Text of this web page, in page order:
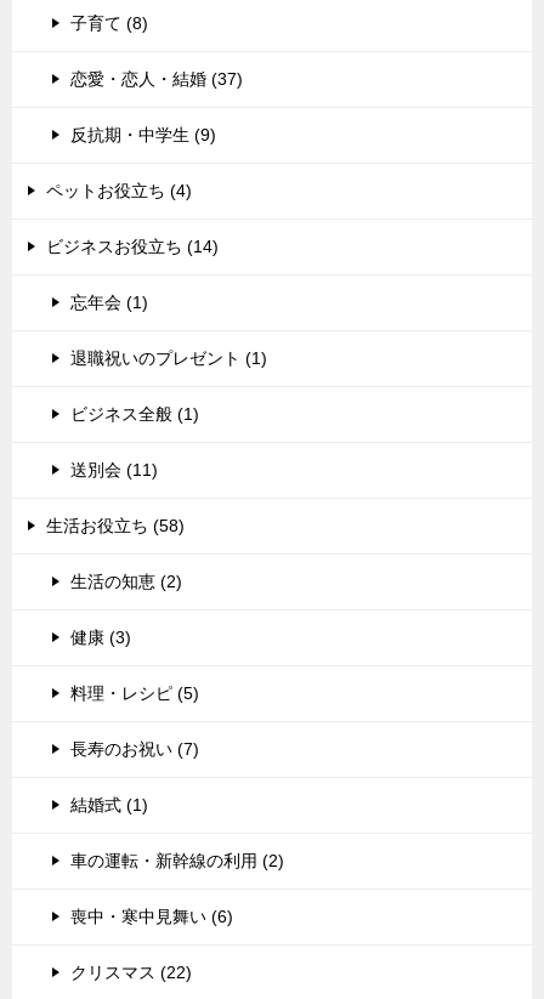
子育て (8)
恋愛・恋人・結婚 (37)
反抗期・中学生 (9)
ペットお役立ち (4)
ビジネスお役立ち (14)
忘年会 (1)
退職祝いのプレゼント (1)
ビジネス全般 (1)
送別会 (11)
生活お役立ち (58)
生活の知恵 (2)
健康 (3)
料理・レシピ (5)
長寿のお祝い (7)
結婚式 (1)
車の運転・新幹線の利用 (2)
喪中・寒中見舞い (6)
クリスマス (22)